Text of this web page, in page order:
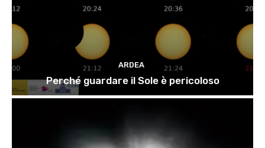
ARDEA
Perché guardare il Sole è pericoloso